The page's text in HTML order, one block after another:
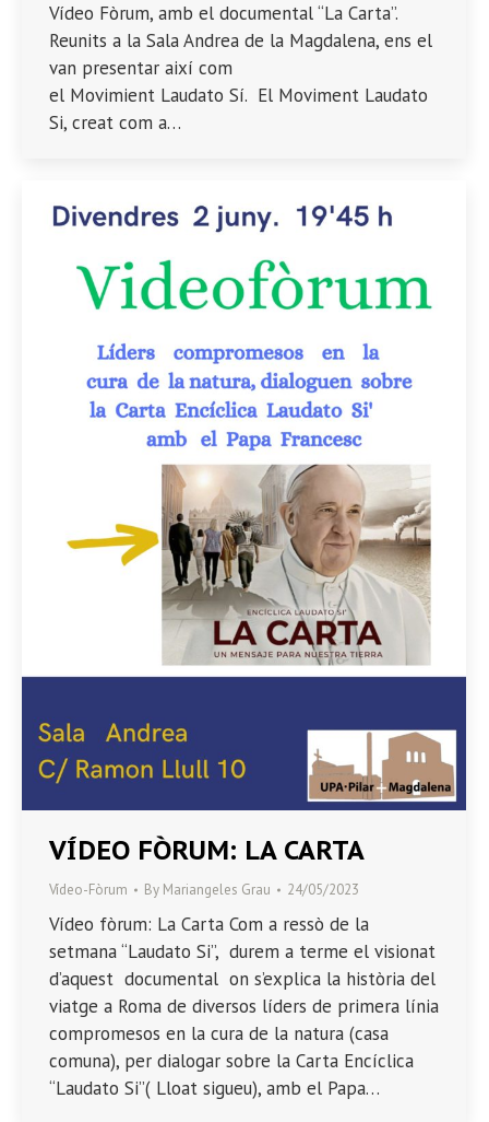
Vídeo Fòrum, amb el documental “La Carta”.
Reunits a la Sala Andrea de la Magdalena, ens el
van presentar així com
el Movimient Laudato Sí. El Moviment Laudato
Si, creat com a…
VÍDEO FÒRUM: LA CARTA
Vídeo-Fòrum By Mariangeles Grau 24/05/2023
Vídeo fòrum: La Carta Com a ressò de la
setmana “Laudato Si”, durem a terme el visionat
d’aquest documental on s’explica la història del
viatge a Roma de diversos líders de primera línia
compromesos en la cura de la natura (casa
comuna), per dialogar sobre la Carta Encíclica
“Laudato Si”( Lloat sigueu), amb el Papa…